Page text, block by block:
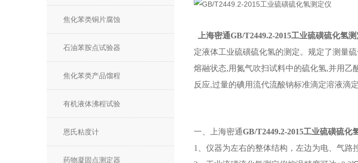
焦化苯类铜片腐蚀
石油苯胺点试验器
焦化苯类产品馏程
有机液体沸程试验
恩氏粘度计
药物凝固点测定器
上海密通GB/T2449.2-2015工业硫磺硫化氢
定液体工业硫磺硫化氢的测定。规定了测量
熔融状态,用氮气吹扫试料中的硫化氢,并用
反应,过量的碘用流代流酸钠标准滴定溶液滴
一、上海密通GB/T2449.2-2015工业硫磺硫化
1、仪器为左右的整体结构，左边为电、气路